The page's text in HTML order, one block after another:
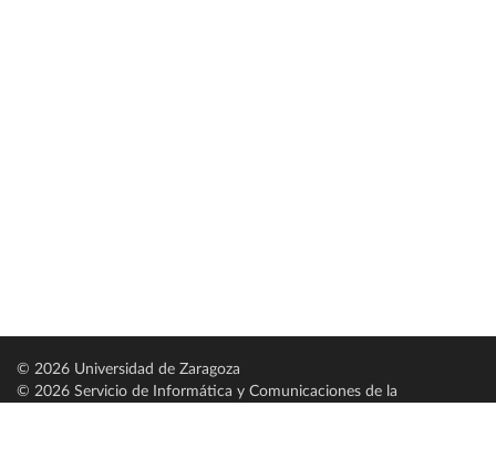
© 2026 Universidad de Zaragoza
© 2026 Servicio de Informática y Comunicaciones de la